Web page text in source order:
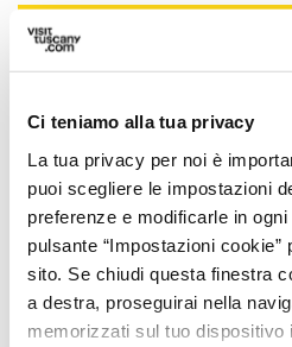
Ci teniamo alla tua privacy
La tua privacy per noi è
puoi scegliere le impostazioni
preferenze e modificarle in
pulsante “Impostazioni cookie”
sito. Se chiudi questa finestra
a destra, proseguirai nella
memorizzati sul tuo
map See map